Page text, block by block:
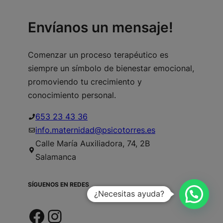
Envíanos un mensaje!
Comenzar un proceso terapéutico es
siempre un símbolo de bienestar emocional,
promoviendo tu crecimiento y
conocimiento personal.
653 23 43 36
info.maternidad@psicotorres.es
Calle María Auxiliadora, 74, 2B
Salamanca
SÍGUENOS EN REDES
Facebook
Instagram
¿Necesitas ayuda?